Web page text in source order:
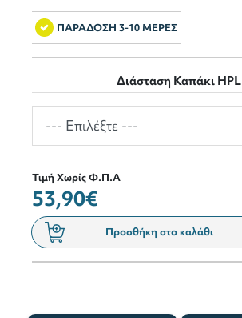
ΠΑΡΑΔΟΣΗ 3-10 ΜΕΡΕΣ
Διάσταση Καπάκι HPL
Τιμή Χωρίς Φ.Π.Α
53,90€
Προσθήκη στο καλάθι